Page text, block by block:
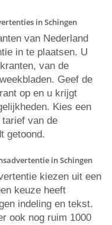
in Schingen
van Nederland
in te plaatsen. U
van de
Geef de
op en u krijgt
Kies een
van de
getoond.
in Schingen
kiezen uit een
keuze heeft
indeling en tekst.
ook nog ruim 1000